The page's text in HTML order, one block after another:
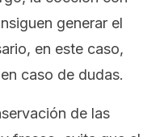
generar el
en este caso,
caso de dudas.
de las